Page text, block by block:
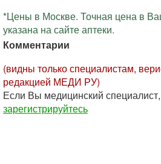
*Цены в Москве. Точная цена в
указана на сайте аптеки.
Комментарии
(видны только специалистам,
редакцией МЕДИ РУ)
Если Вы медицинский специалист,
зарегистрируйтесь